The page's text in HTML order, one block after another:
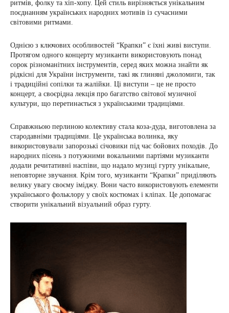
ритмів, фолку та хіп-хопу. Цей стиль вирізняється унікальним
поєднанням українських народних мотивів із сучасними
світовими ритмами.
Однією з ключових особливостей “Крапки” є їхні живі виступи.
Протягом одного концерту музиканти використовують понад
сорок різноманітних інструментів, серед яких можна знайти як
рідкісні для України інструменти, такі як глиняні джоломиги, так
і традиційні сопілки та жалійки. Ці виступи – це не просто
концерт, а своєрідна лекція про багатство світової музичної
культури, що перетинається з українськими традиціями.
Справжньою перлиною колективу стала коза-дуда, виготовлена за
стародавніми традиціями. Це українська волинка, яку
використовували запорозькі січовики під час бойових походів. До
народних пісень з потужними вокальними партіями музиканти
додали речитативні наспіви, що надало музиці гурту унікальне,
неповторне звучання. Крім того, музиканти “Крапки” приділяють
велику увагу своєму іміджу. Вони часто використовують елементи
українського фольклору у своїх костюмах і кліпах. Це допомагає
створити унікальний візуальний образ гурту.